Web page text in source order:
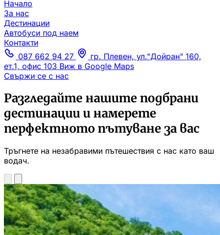
Начало
За нас
Дестинации
Автобуси под наем
Контакти
087 662 94 27
гр. Плевен, ул."Дойран" 160,
ет.1, офис 103 Виж в Google Maps
Свържи се с нас
Разгледайте нашите подбрани
дестинации и намерете
перфектното пътуване за вас
Тръгнете на незабравими пътешествия с нас като ваш
водач.